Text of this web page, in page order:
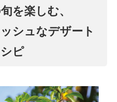
を楽しむ、
シュなデザート
ピ